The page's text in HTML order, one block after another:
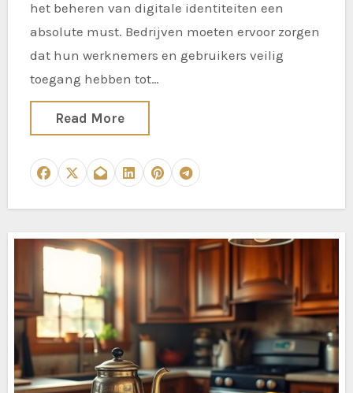
het beheren van digitale identiteiten een
absolute must. Bedrijven moeten ervoor zorgen
dat hun werknemers en gebruikers veilig
toegang hebben tot…
Read More